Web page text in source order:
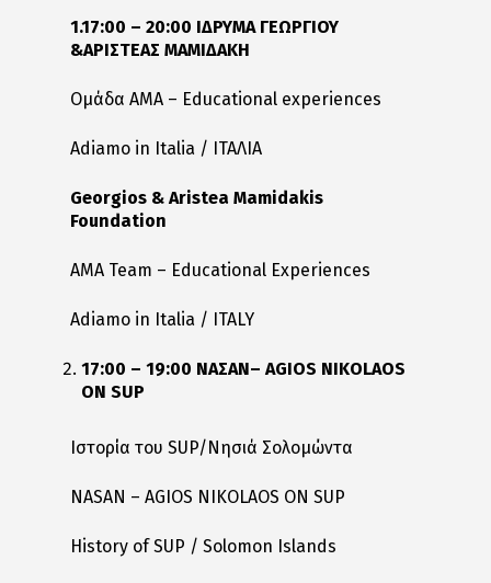
1.17:00 – 20:00 ΙΔΡΥΜΑ ΓΕΩΡΓΙΟΥ
&ΑΡΙΣΤΕΑΣ ΜΑΜΙΔΑΚΗ
Ομάδα ΑΜΑ – Educational experiences
Adiamo in Italia / ΙΤΑΛΙΑ
Georgios & Aristea Mamidakis
Foundation
AMA Team – Educational Experiences
Adiamo in Italia / ITALY
17:00 – 19:00 ΝΑΣΑΝ– ΑGIOS NIKOLAOS
ON SUP
Ιστορία του SUP/Νησιά Σολομώντα
NASAN – ΑGIOS NIKOLAOS ON SUP
History of SUP / Solomon Islands